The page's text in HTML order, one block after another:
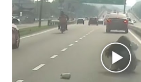
meninggal dunia di lokasi kejadian
manakala seorang lagi mangsa
Turut dipercayai terdapat seorang
namun identitinya masih belum
keluar dari lokasi oleh kenalannya.
mengesan dua suspek yang masih